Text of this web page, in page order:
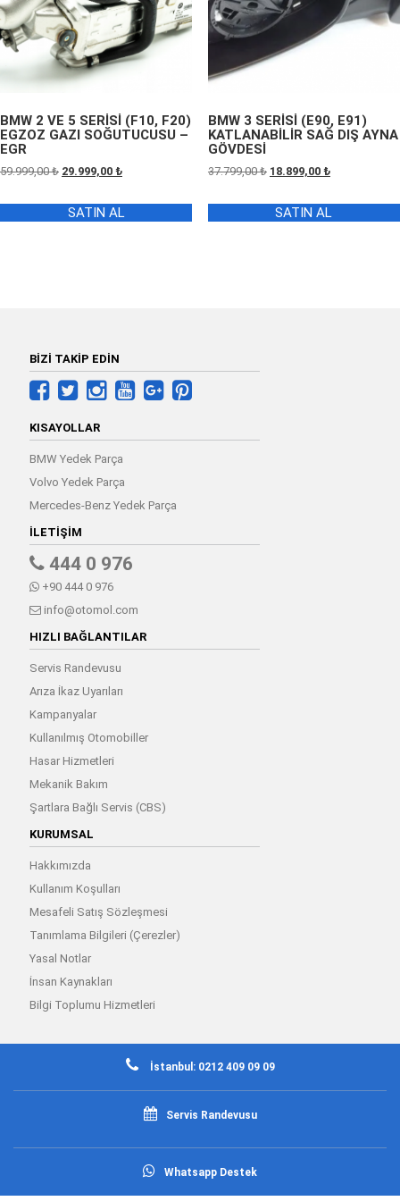
BMW 2 VE 5 SERİSİ (F10, F20)
EGZOZ GAZI SOĞUTUCUSU –
EGR
59.999,00₺ Orijinal
59.999,00 ₺.
29.999,00 ₺Şu
fiyat:
29.999,00 ₺.
SATIN AL
BMW 3 SERİSİ (E90, E91)
KATLANABİLİR SAĞ DIŞ AYNA
GÖVDESİ
37.799,00₺ Orijinal
37.799,00 ₺.
18.899,00 ₺Şu
fiyat:
18.899,00 ₺.
SATIN AL
BİZİ TAKİP EDİN
KISAYOLLAR
BMW Yedek Parça
Volvo Yedek Parça
Mercedes-Benz Yedek Parça
İLETIŞIM
444 0 976
+90 444 0 976
info@otomol.com
HIZLI BAĞLANTILAR
Servis Randevusu
Arıza İkaz Uyarıları
Kampanyalar
Kullanılmış Otomobiller
Hasar Hizmetleri
Mekanik Bakım
Şartlara Bağlı Servis (CBS)
KURUMSAL
Hakkımızda
Kullanım Koşulları
Mesafeli Satış Sözleşmesi
Tanımlama Bilgileri (Çerezler)
Yasal Notlar
İnsan Kaynakları
Bilgi Toplumu Hizmetleri
İstanbul: 0212 409 09 09
Servis Randevusu
Whatsapp Destek